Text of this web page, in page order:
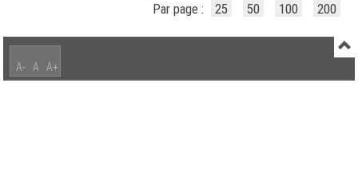
Par page :
25 50 100 200
A- A A+